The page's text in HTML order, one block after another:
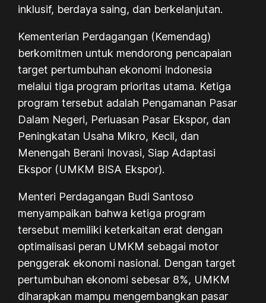
inklusif, berdaya saing, dan berkelanjutan.
Kementerian Perdagangan (Kemendag)
berkomitmen untuk mendorong pencapaian
target pertumbuhan ekonomi Indonesia
melalui tiga program prioritas utama. Ketiga
program tersebut adalah Pengamanan Pasar
Dalam Negeri, Perluasan Pasar Ekspor, dan
Peningkatan Usaha Mikro, Kecil, dan
Menengah Berani Inovasi, Siap Adaptasi
Ekspor (UMKM BISA Ekspor).
Menteri Perdagangan Budi Santoso
menyampaikan bahwa ketiga program
tersebut memiliki keterkaitan erat dengan
optimalisasi peran UMKM sebagai motor
penggerak ekonomi nasional. Dengan target
pertumbuhan ekonomi sebesar 8%, UMKM
diharapkan mampu mengembangkan pasar